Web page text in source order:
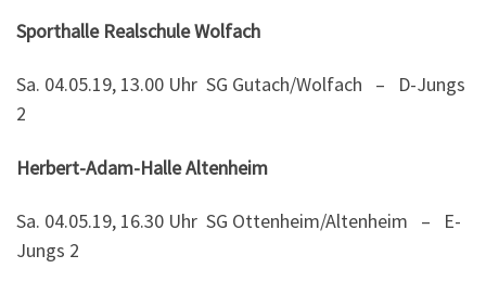
Sporthalle Realschule Wolfach
Sa. 04.05.19, 13.00 Uhr SG Gutach/Wolfach – D-Jungs
2
Herbert-Adam-Halle Altenheim
Sa. 04.05.19, 16.30 Uhr SG Ottenheim/Altenheim – E-
Jungs 2